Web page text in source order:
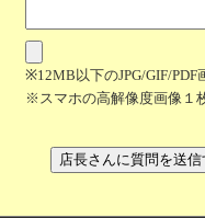
※12MB以下のJPG/GIF/PDF
※スマホの高解像度画像１